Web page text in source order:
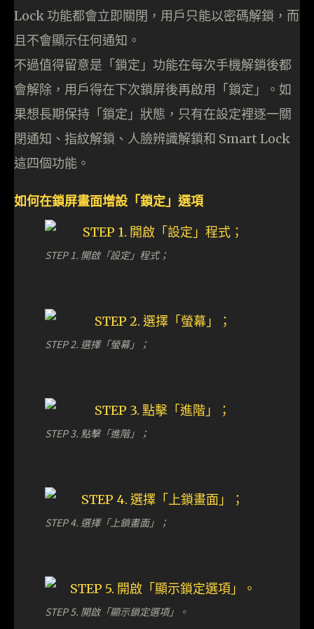
Lock 功能都會立即關閉，用戶只能以密碼解鎖，而
且不會顯示任何通知。
不過值得留意是「鎖定」功能在每次手機解鎖後都
會解除，用戶得在下次鎖屏後再啟用「鎖定」。如
果想長期保持「鎖定」狀態，只有在設定裡逐一關
閉通知、指紋解鎖、人臉辨識解鎖和 Smart Lock
這四個功能。
如何在鎖屏畫面增設「鎖定」選項
STEP 1. 開啟「設定」程式；
STEP 2. 選擇「螢幕」；
STEP 3. 點擊「進階」；
STEP 4. 選擇「上鎖畫面」；
STEP 5. 開啟「顯示鎖定選項」。